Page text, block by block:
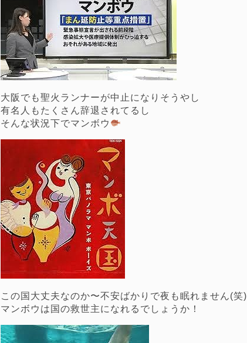
大阪でも聖火ランナーが中止になりそうやし
有名人もたくさん辞退されてるし
そんな状況下でマンボウ
この国大丈夫なのか〜不安ばかりで夜も眠れません(笑)
マンボウは国の救世主になれるでしょうか！